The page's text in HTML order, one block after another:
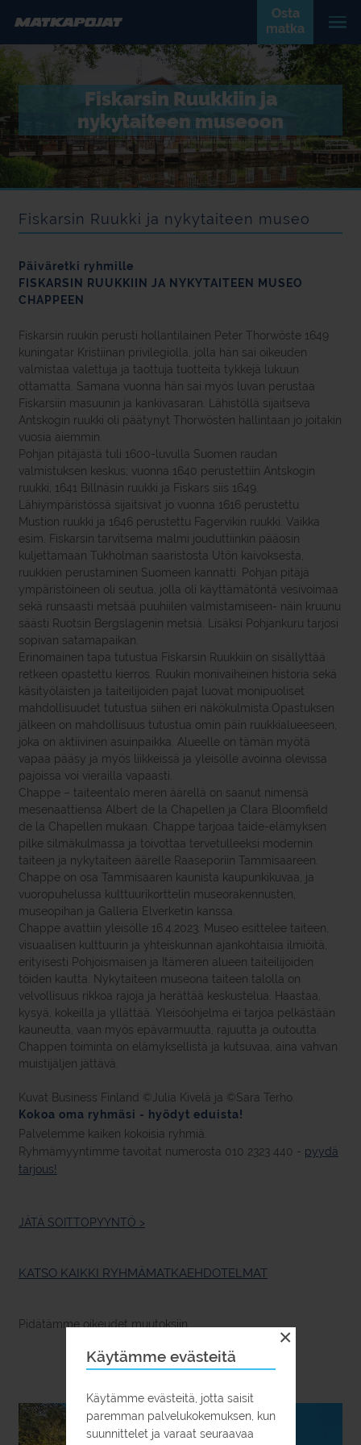
Käytämme evästeitä
Käytämme evästeitä, jotta saisit
paremman palvelukokemuksen, kun
suunnittelet ja varaat seuraavaa
×
Osta
matka
Fiskarsin Ruukkiin ja
nykytaiteen museoon
Fiskarsin Ruukki ja nykytaiteen museo
Päiväretki ryhmille
FISKARSIN RUUKKIIN JA NYKYTAITEEN MUSEO
CHAPPEEN
Fiskarsin ruukin perusti hollantilainen Peter Thorwöste 1649
kuningatar Kristiinan privilegiolla, jolla hän sai oikeuden
valmistaa valettuja ja taottuja tuotteita tykkejä lukuun
ottamatta. Samana vuonna hän sai myös luvan perustaa
Fiskarsiin masuunin ja kankivasaran. Lähistöllä sijaitseva
Antskogin ruukki oli päätynyt Thorwösten hallintaan jo joitakin
vuosia aiemmin.
Pohjan pitäjästä tuli 1600-luvulla Suomen raudan
valmistuksen keskus; vuonna 1640 perustettiin Antskogin
ruukki, 1641 Billnäsin ruukki ja Fiskars siis 1649.
Lähiympäristössä sijaitsivat jo vuonna 1616 perustettu
Mustion ruukki ja 1646 perustettu Fagervikin ruukki. Vaikka
esim. Fiskarsin tarvitsema malmi jouduttiinkin pääosin
kuljettamaan Tukholman saaristosta Utön kaivoksesta,
ruukkien perustaminen Suomeen kannatti. Pohjan pitäjä
ympäristöineen oli seutua, jolla oli käyttämätöntä vesivoimaa
sekä runsaasti metsää puuhiilen valmistamiseen- näin kruunu
säästi Ruotsin Bergslagenin metsiä. Lisäksi Pohjankuru tarjosi
sopivan satamapaikan.
Erinomainen tapa tutustua Fiskarsin Ruukkiin on sisällyttää
retkeen opastettu kierros. Ruukin monivaiheinen historia sekä
käsityöläisten ja taiteilijoiden pajat luovat monipuoliset
mahdollisuudet tutustua siihen eri näkökulmista.Opastuksen
jälkeen on mahdollisuus tutustua omin päin ruukkialueeseen,
joka on aktiivinen asuinpaikka. Alueelle on tämän myötä
vapaa pääsy ja myös liikkeissä ja yleisölle avoinna olevissa
pajoissa voi vierailla vapaasti.
Chappe – taiteentalo meren äärellä on saanut nimensä
mesenaattiensa Albert de la Chapellen ja Clara Bloomfield
de la Chapellen mukaan. Chappe tarjoaa taide-elämyksen
pilke silmäkulmassa ja toivottaa tervetulleeksi modernin
taiteen ja nykytaiteen äärelle Raaseporiin Tammisaareen.
Chappe on osa Tammisaaren kaunista kaupunkikuvaa, ja
vuoropuhelussa kulttuurikorttelin museorakennusten,
museopihan ja Galleria Elverketin kanssa.
Chappe avattiin yleisölle 16.4.2023. Museo esittelee taiteen,
visuaalisen kulttuurin ja yhteiskunnan ajankohtaisia ilmiöitä,
erityisesti Pohjoismaisen ja Itämeren alueen taiteilijoiden
töiden kautta. Nykytaiteen museona taiteen talolla on
velvollisuus rikkoa rajoja ja herättää keskustelua. Haastaa,
kysyä, kokeilla ja yllättää. Yleisöohjelma ei tarjoa pelkästään
kauneutta, vaan myös epävarmuutta, rajuutta ja outoutta.
Chappen toiminta on elämyksellistä ja kutsuvaa, aina vahvan
muistijäljen jättävä.
Kuvat Business Finland ©Julia Kivelä ja ©Sara Terho.
Kokoa oma ryhmäsi - hyödyt eduista!
Palvelemme kaiken kokoisia ryhmiä.
Ryhmämyyntimme tavoitat numerosta 010 2323 440 - pyydä
tarjous!
JÄTÄ SOITTOPYYNTÖ >
KATSO KAIKKI RYHMÄMATKAEHDOTELMAT
Pidätämme oikeudet muutoksiin.